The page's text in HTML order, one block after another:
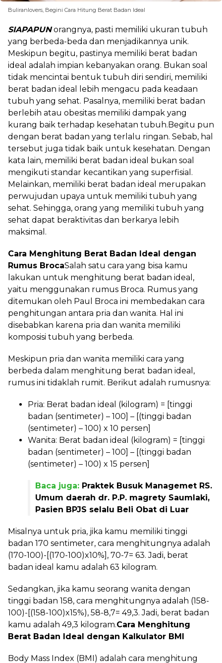
Buliranlovers, Begini Cara Hitung Berat Badan Ideal
SIAPAPUNorangnya, pasti memiliki ukuran tubuh
yang berbeda-beda dan menjadikannya unik.
Meskipun begitu, pastinya memiliki berat badan
ideal adalah impian kebanyakan orang. Bukan soal
tidak mencintai bentuk tubuh diri sendiri, memiliki
berat badan ideal lebih mengacu pada keadaan
tubuh yang sehat. Pasalnya, memiliki berat badan
berlebih atau obesitas memiliki dampak yang
kurang baik terhadap kesehatan tubuh.Begitu pun
dengan berat badan yang terlalu ringan. Sebab, hal
tersebut juga tidak baik untuk kesehatan. Dengan
kata lain, memiliki berat badan ideal bukan soal
mengikuti standar kecantikan yang superfisial.
Melainkan, memiliki berat badan ideal merupakan
perwujudan upaya untuk memiliki tubuh yang
sehat. Sehingga, orang yang memiliki tubuh yang
sehat dapat beraktivitas dan berkarya lebih
maksimal.
Cara Menghitung Berat Badan Ideal dengan
Rumus BrocaSalah satu cara yang bisa kamu
lakukan untuk menghitung berat badan ideal,
yaitu menggunakan rumus Broca. Rumus yang
ditemukan oleh Paul Broca ini membedakan cara
penghitungan antara pria dan wanita. Hal ini
disebabkan karena pria dan wanita memiliki
komposisi tubuh yang berbeda.
Meskipun pria dan wanita memiliki cara yang
berbeda dalam menghitung berat badan ideal,
rumus ini tidaklah rumit. Berikut adalah rumusnya:
Pria: Berat badan ideal (kilogram) = [tinggi
badan (sentimeter) – 100] – [(tinggi badan
(sentimeter) – 100) x 10 persen]
Wanita: Berat badan ideal (kilogram) = [tinggi
badan (sentimeter) – 100] – [(tinggi badan
(sentimeter) – 100) x 15 persen]
Baca juga: Praktek Busuk Managemet RS.
Umum daerah dr. P.P. magrety Saumlaki,
Pasien BPJS selalu Beli Obat di Luar
Misalnya untuk pria, jika kamu memiliki tinggi
badan 170 sentimeter, cara menghitungnya adalah
(170-100)-[(170-100)x10%], 70-7= 63. Jadi, berat
badan ideal kamu adalah 63 kilogram.
Sedangkan, jika kamu seorang wanita dengan
tinggi badan 158, cara menghitungnya adalah (158-
100)-[(158-100)x15%), 58-8,7= 49,3. Jadi, berat badan
kamu adalah 49,3 kilogram.Cara Menghitung
Berat Badan Ideal dengan Kalkulator BMI
Body Mass Index (BMI) adalah cara menghitung